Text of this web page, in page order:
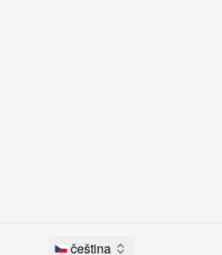
čeština